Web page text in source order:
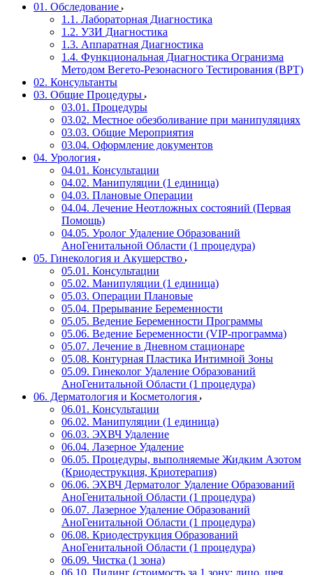
01. Обследование
1.1. Лабораторная Диагностика
1.2. УЗИ Диагностика
1.3. Аппаратная Диагностика
1.4. Функциональная Диагностика Огранизма
Методом Вегето-Резонасного Тестирования (ВРТ)
02. Консультанты
03. Общие Процедуры
03.01. Процедуры
03.02. Местное обезболивание при манипуляциях
03.03. Общие Мероприятия
03.04. Оформление документов
04. Урология
04.01. Консультации
04.02. Манипуляции (1 единица)
04.03. Плановые Операции
04.04. Лечение Неотложных состояний (Первая
Помощь)
04.05. Уролог Удаление Образований
АноГенитальной Области (1 процедура)
05. Гинекология и Акушерство
05.01. Консультации
05.02. Манипуляции (1 единица)
05.03. Операции Плановые
05.04. Прерывание Беременности
05.05. Ведение Беременности Программы
05.06. Ведение Беременности (VIP-программа)
05.07. Лечение в Дневном стационаре
05.08. Контурная Пластика Интимной Зоны
05.09. Гинеколог Удаление Образований
АноГенитальной Области (1 процедура)
06. Дерматология и Косметология
06.01. Консультации
06.02. Манипуляции (1 единица)
06.03. ЭХВЧ Удаление
06.04. Лазерное Удаление
06.05. Процедуры, выполняемые Жидким Азотом
(Криодеструкция, Криотерапия)
06.06. ЭХВЧ Дерматолог Удаление Образований
АноГенитальной Области (1 процедура)
06.07. Лазерное Удаление Образований
АноГенитальной Области (1 процедура)
06.08. Криодеструкция Образований
АноГенитальной Области (1 процедура)
06.09. Чистка (1 зона)
06.10. Пилинг (стоимость за 1 зону: лицо, шея,